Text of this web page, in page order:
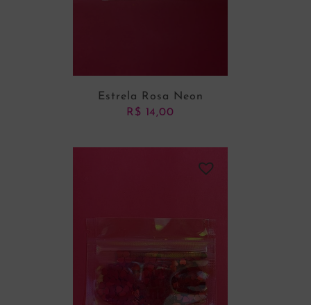
Estrela Rosa Neon
R$ 14,00